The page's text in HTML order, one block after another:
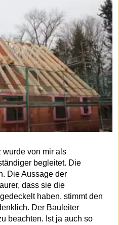
wurde von mir als
begleitet. Die
Die Aussage der
dass sie die
haben, stimmt den
Der Bauleiter
beachten. Ist ja auch so